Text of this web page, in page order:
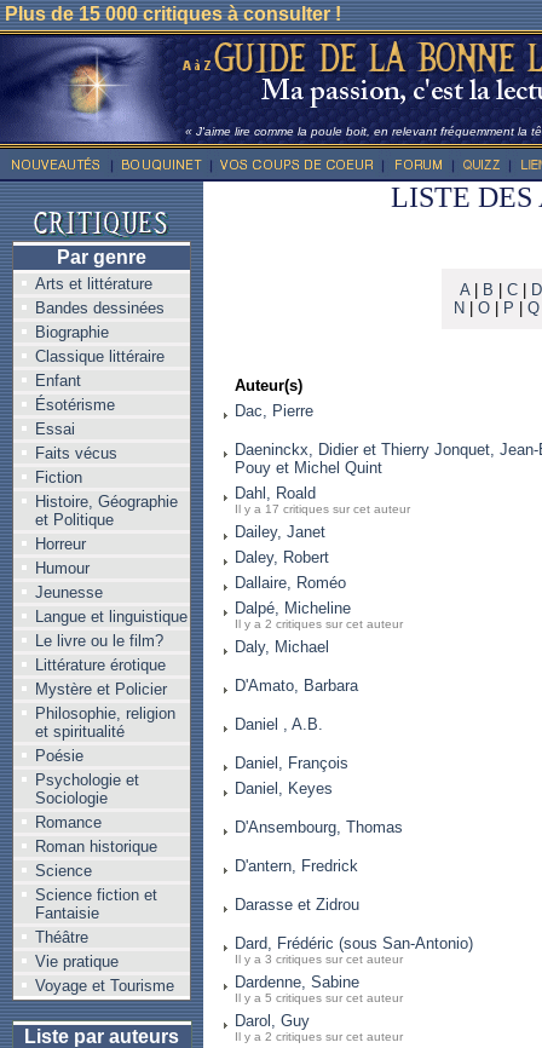
Plus de 15 000 critiques à consulter !
« J'aime lire comme la poule boit, en relevant fréquemment la
Par genre
Arts et littérature
Bandes dessinées
Biographie
Classique littéraire
Enfant
Ésotérisme
Essai
Faits vécus
Fiction
Histoire, Géographie
et Politique
Horreur
Humour
Jeunesse
Langue et linguistique
Le livre ou le film?
Littérature érotique
Mystère et Policier
Philosophie, religion
et spiritualité
Poésie
Psychologie et
Sociologie
Romance
Roman historique
Science
Science fiction et
Fantaisie
Théâtre
Vie pratique
Voyage et Tourisme
Liste par auteurs
LISTE DES
A| B C
D
N
O| P Q
Auteur(s)
Dac, Pierre
Daeninckx, Didier et Thierry Jonquet, Jean-
Pouy et Michel Quint
Dahl, Roald
Il y a 17 critiques sur cet auteur
Dailey, Janet
Daley, Robert
Dallaire, Roméo
Dalpé, Micheline
Il y a 2 critiques sur cet auteur
Daly, Michael
D'Amato, Barbara
Daniel , A.B.
Daniel, François
Daniel, Keyes
D'Ansembourg, Thomas
D'antern, Fredrick
Darasse et Zidrou
Dard, Frédéric (sous San-Antonio)
Il y a 3 critiques sur cet auteur
Dardenne, Sabine
Il y a 5 critiques sur cet auteur
Darol, Guy
Il y a 2 critiques sur cet auteur